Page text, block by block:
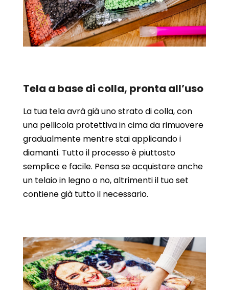
Tela a base di colla, pronta all’uso
La tua tela avrà già uno strato di colla, con
una pellicola protettiva in cima da rimuovere
gradualmente mentre stai applicando i
diamanti. Tutto il processo è piuttosto
semplice e facile. Pensa se acquistare anche
un telaio in legno o no, altrimenti il tuo set
contiene già tutto il necessario.